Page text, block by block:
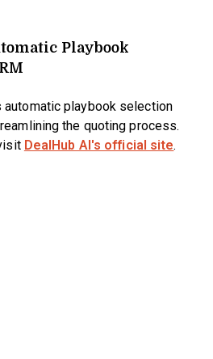
Playbook
automatic playbook selection
the quoting process.
DealHub AI's official site.